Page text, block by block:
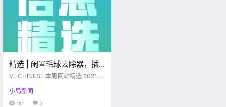
精选 | 闲置毛球去除器，插
头转换，二手家具；近uvic
Country Grocer 寿司
VI-CHINESE 本周网站精选 2021.0
com 闲置篇 # 出衣物毛球去除器，
插头转换器 【闲置】hello 麻烦帮我
小岛新闻
181 0